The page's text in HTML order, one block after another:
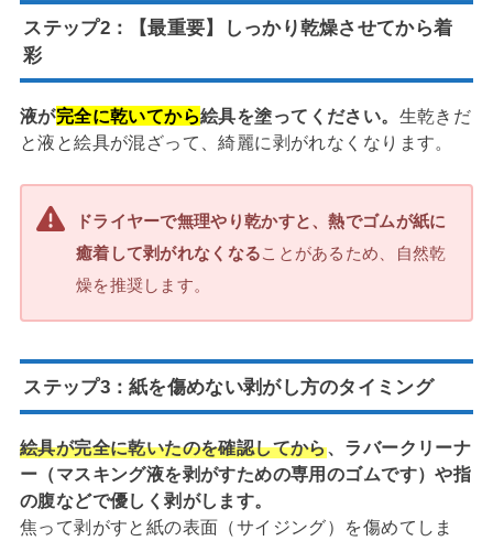
ステップ2：【最重要】しっかり乾燥させてから着
彩
液が完全に乾いてから絵具を塗ってください。 生乾きだ
と液と絵具が混ざって、綺麗に剥がれなくなります。
ドライヤーで無理やり乾かすと、熱でゴムが紙に
癒着して剥がれなくなることがあるため、自然乾
燥を推奨します。
ステップ3：紙を傷めない剥がし方のタイミング
絵具が完全に乾いたのを確認してから、ラバークリーナ
ー（マスキング液を剥がすための専用のゴムです）や指
の腹などで優しく剥がします。
焦って剥がすと紙の表面（サイジング）を傷めてしま